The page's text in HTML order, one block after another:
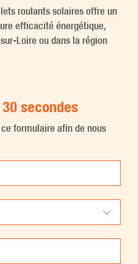
roulants solaires offre un
efficacité énergétique,
Loire ou dans la région
secondes
formulaire afin de nous